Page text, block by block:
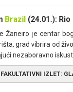
s načinom života i
zoni Rija. Mirna
zgradama. U
polumeseca, na
bioskopima,
klubovima. Kroz
Brazil (24.01.): Rio
Žaneiro je centar
grad vibrira od
nezaboravno
FAKULTATIVNI IZLET: